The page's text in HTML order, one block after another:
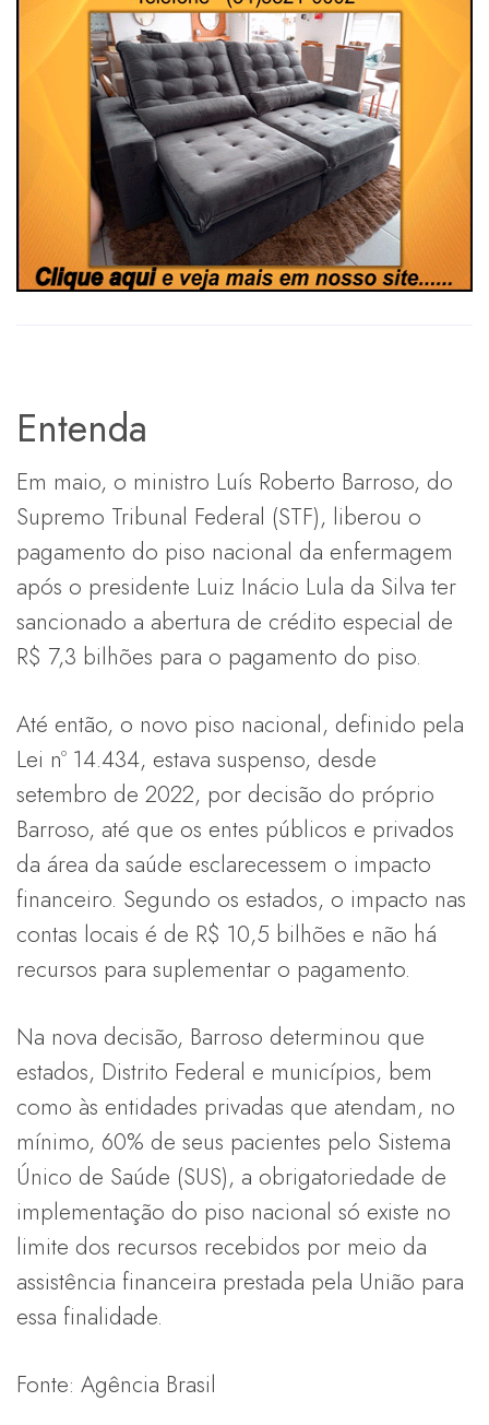
Entenda
Em maio, o ministro Luís Roberto Barroso, do
Supremo Tribunal Federal (STF), liberou o
pagamento do piso nacional da enfermagem
após o presidente Luiz Inácio Lula da Silva ter
sancionado a abertura de crédito especial de
R$ 7,3 bilhões para o pagamento do piso.
Até então, o novo piso nacional, definido pela
Lei nº 14.434, estava suspenso, desde
setembro de 2022, por decisão do próprio
Barroso, até que os entes públicos e privados
da área da saúde esclarecessem o impacto
financeiro. Segundo os estados, o impacto nas
contas locais é de R$ 10,5 bilhões e não há
recursos para suplementar o pagamento.
Na nova decisão, Barroso determinou que
estados, Distrito Federal e municípios, bem
como às entidades privadas que atendam, no
mínimo, 60% de seus pacientes pelo Sistema
Único de Saúde (SUS), a obrigatoriedade de
implementação do piso nacional só existe no
limite dos recursos recebidos por meio da
assistência financeira prestada pela União para
essa finalidade.
Fonte: Agência Brasil